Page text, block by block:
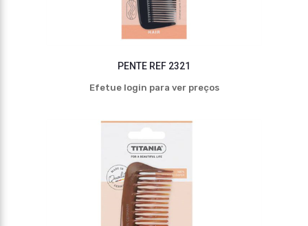
PENTE REF 2321
Efetue login para ver preços